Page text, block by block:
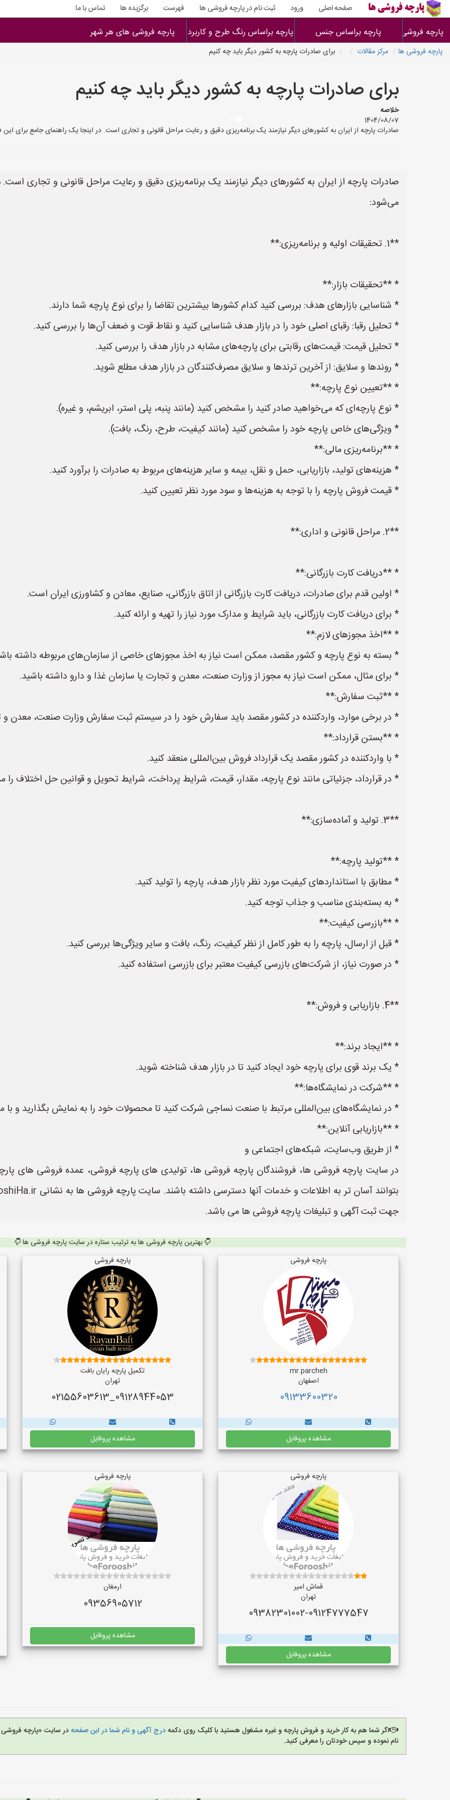
صفحه اصلی ورود ثبت نام در پارچه فروشی ها فهرست برگزیده ها تماس با ما
پارچه فروشی ها پارچه براساس جنس پارچه براساس رنگ طرح و کاربرد پارچه فروشی های هر شهر
پارچه فروشی ها مرکز مقالات برای صادرات پارچه به کشور دیگر باید چه کنیم
برای صادرات پارچه به کشور دیگر باید چه کنیم
خلاصه
1404/08/07
صادرات پارچه از ایران به کشورهای دیگر نیازمند یک برنامه‌ریزی دقیق و رعایت مراحل قانونی و تجاری است. در اینجا یک راهنمای جامع برای این فرآیند ارائه
صادرات پارچه از ایران به کشورهای دیگر نیازمند یک برنامه‌ریزی دقیق و رعایت مراحل قانونی و تجاری است.
می‌شود:
**1. تحقیقات اولیه و برنامه‌ریزی:**
* **تحقیقات بازار:**
* شناسایی بازارهای هدف: بررسی کنید کدام کشورها بیشترین تقاضا را برای نوع پارچه شما دارند.
* تحلیل رقبا: رقبای اصلی خود را در بازار هدف شناسایی کنید و نقاط قوت و ضعف آن‌ها را بررسی کنید.
* تحلیل قیمت: قیمت‌های رقابتی برای پارچه‌های مشابه در بازار هدف را بررسی کنید.
* روندها و سلایق: از آخرین ترندها و سلایق مصرف‌کنندگان در بازار هدف مطلع شوید.
* **تعیین نوع پارچه:**
* نوع پارچه‌ای که می‌خواهید صادر کنید را مشخص کنید (مانند پنبه، پلی استر، ابریشم، و غیره).
* ویژگی‌های خاص پارچه خود را مشخص کنید (مانند کیفیت، طرح، رنگ، بافت).
* **برنامه‌ریزی مالی:**
* هزینه‌های تولید، بازاریابی، حمل و نقل، بیمه و سایر هزینه‌های مربوط به صادرات را برآورد کنید.
* قیمت فروش پارچه را با توجه به هزینه‌ها و سود مورد نظر تعیین کنید.
**2. مراحل قانونی و اداری:**
* **دریافت کارت بازرگانی:**
* اولین قدم برای صادرات، دریافت کارت بازرگانی از اتاق بازرگانی، صنایع، معادن و کشاورزی ایران است.
* برای دریافت کارت بازرگانی، باید شرایط و مدارک مورد نیاز را تهیه و ارائه کنید.
* **اخذ مجوزهای لازم:**
* بسته به نوع پارچه و کشور مقصد، ممکن است نیاز به اخذ مجوزهای خاصی از سازمان‌های مربوطه داشته
* برای مثال، ممکن است نیاز به مجوز از وزارت صنعت، معدن و تجارت یا سازمان غذا و دارو داشته باشید.
* **ثبت سفارش:**
* در برخی موارد، واردکننده در کشور مقصد باید سفارش خود را در سیستم ثبت سفارش وزارت صنعت، معدن
* **بستن قرارداد:**
* با واردکننده در کشور مقصد یک قرارداد فروش بین‌المللی منعقد کنید.
* در قرارداد، جزئیاتی مانند نوع پارچه، مقدار، قیمت، شرایط پرداخت، شرایط تحویل و قوانین حل اختلاف
**3. تولید و آماده‌سازی:**
* **تولید پارچه:**
* مطابق با استانداردهای کیفیت مورد نظر بازار هدف، پارچه را تولید کنید.
* به بسته‌بندی مناسب و جذاب توجه کنید.
* **بازرسی کیفیت:**
* قبل از ارسال، پارچه را به طور کامل از نظر کیفیت، رنگ، بافت و سایر ویژگی‌ها بررسی کنید.
* در صورت نیاز، از شرکت‌های بازرسی کیفیت معتبر برای بازرسی استفاده کنید.
**4. بازاریابی و فروش:**
* **ایجاد برند:**
* یک برند قوی برای پارچه خود ایجاد کنید تا در بازار هدف شناخته شوید.
* **شرکت در نمایشگاه‌ها:**
* در نمایشگاه‌های بین‌المللی مرتبط با صنعت نساجی شرکت کنید تا محصولات خود را به نمایش بگذارید و با
* **بازاریابی آنلاین:**
* از طریق وب‌سایت، شبکه‌های اجتماعی و
در سایت پارچه فروشی ها، فروشندگان پارچه فروشی ها، تولیدی های پارچه فروشی، عمده فروشی های
جهت ثبت آگهی و تبلیغات پارچه فروشی ها می باشد.
بهترین پارچه فروشی ها به ترتیب ستاره در سایت پارچه فروشی ها
پارچه فروشی
mr.parcheh
اصفهان
09133600320
مشاهده پروفایل
پارچه فروشی
تکمیل پارچه رایان بافت
تهران
09128944053_02155603613
مشاهده پروفایل
پارچه فروشی
قماش امیر
تهران
09382301002-09124777547
مشاهده پروفایل
پارچه فروشی
ارمغان
09356905712
مشاهده پروفایل
اگر شما هم به کار خرید و فروش پارچه و غیره مشغول هستید با کلیک روی دکمهدرج آگهی و نام شما در این صفحهدر سایت «پارچه
نام نموده و سپس خودتان را معرفی کنید.